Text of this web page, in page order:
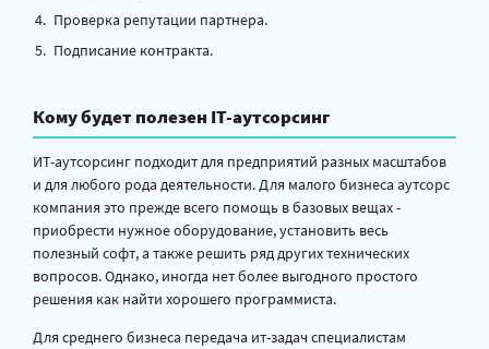
Проверка репутации партнера.
Подписание контракта.
Кому будет полезен IT-аутсорсинг
ИТ-аутсорсинг подходит для предприятий разных масштабов
и для любого рода деятельности. Для малого бизнеса аутсорс
компания это прежде всего помощь в базовых вещах -
приобрести нужное оборудование, установить весь
полезный софт, а также решить ряд других технических
вопросов. Однако, иногда нет более выгодного простого
решения как найти хорошего программиста.
Для среднего бизнеса передача ит-задач специалистам